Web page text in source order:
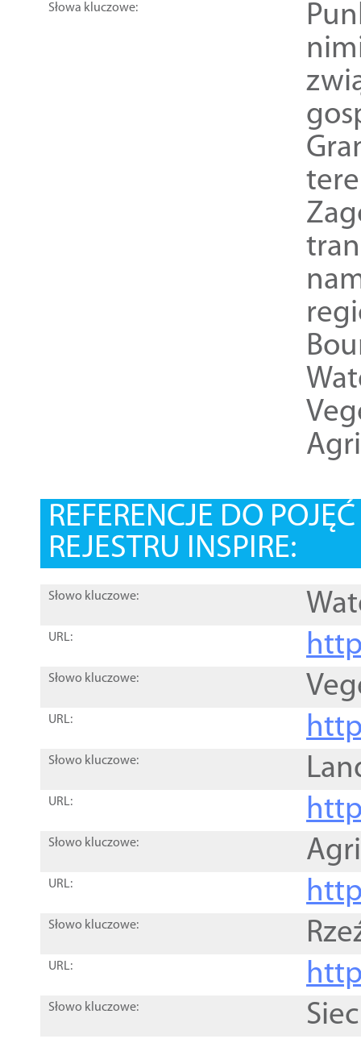
Słowa kluczowe:
REFERENCJE DO
REJESTRU INSPIRE:
Słowo kluczowe:
URL:
Słowo kluczowe:
URL:
Słowo kluczowe:
URL:
Słowo kluczowe:
URL:
Słowo kluczowe:
URL:
Słowo kluczowe: